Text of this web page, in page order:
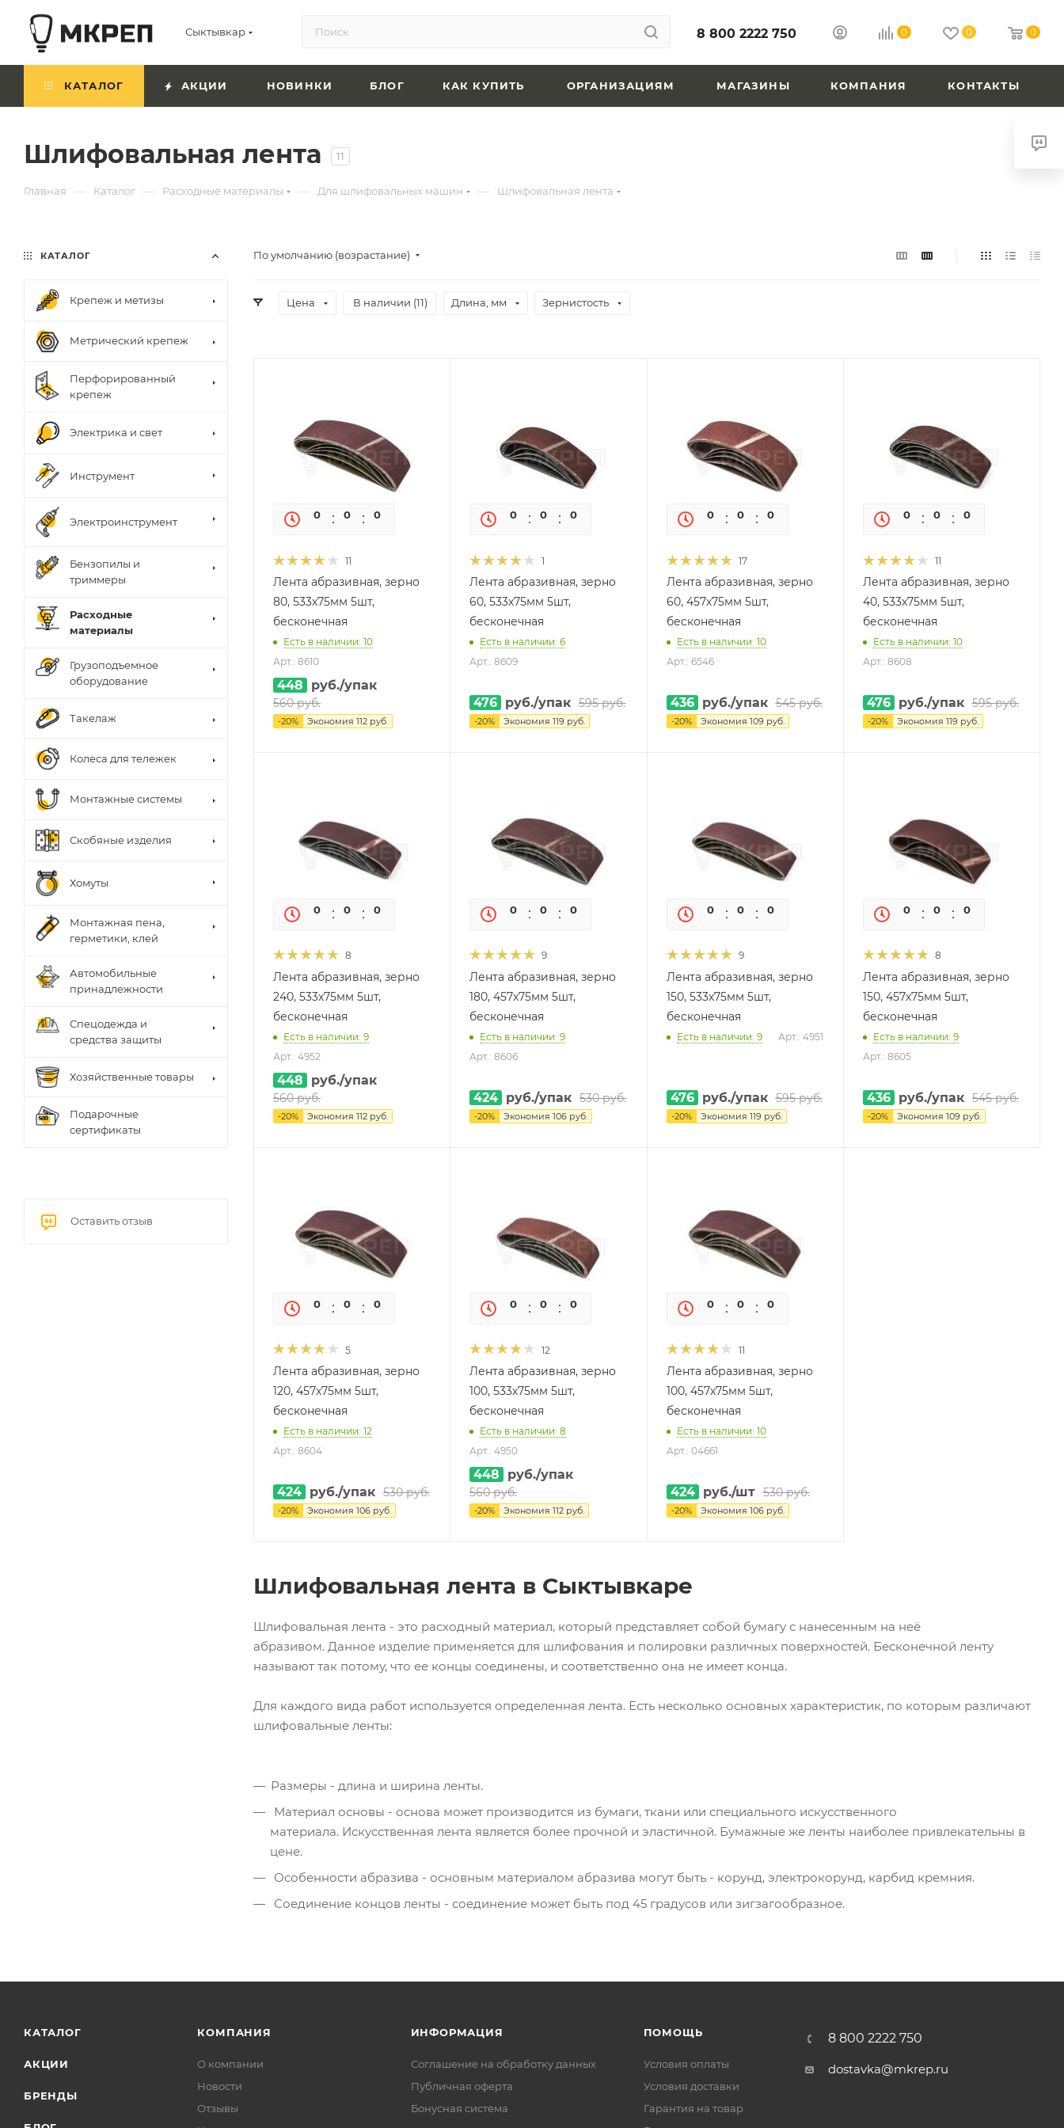
Сыктывкар 8 800 2222 750 0 0 0
КАТАЛОГ АКЦИИ НОВИНКИ БЛОГ КАК КУПИТЬ ОРГАНИЗАЦИЯМ МАГАЗИНЫ КОМПАНИЯ КОНТАКТЫ
Шлифовальная лента 11
Главная — Каталог — Расходные материалы — Для шлифовальных машин — Шлифовальная лента
По умолчанию (возрастание)
Цена В наличии (11) Длина, мм Зернистость
0 0 0
11
Лента абразивная, зерно
80, 533х75мм 5шт,
бесконечная
Есть в наличии: 10
Арт.: 8610
448 руб./упак
560руб.
-20% Экономия 112 руб.
0 0 0
1
Лента абразивная, зерно
60, 533х75мм 5шт,
бесконечная
Есть в наличии: 6
Арт.: 8609
476 руб./упак 595руб.
-20% Экономия119 руб.
0 0 0
17
Лента абразивная, зерно
60, 457х75мм 5шт,
бесконечная
Есть в наличии: 10
Арт.: 6546
436 руб./упак 545руб.
-20% Экономия 109 руб.
0 0 0
11
Лента абразивная, зерно
40, 533х75мм 5шт,
бесконечная
Есть в наличии: 10
Арт.: 8608
476 руб./упак 595руб.
-20% Экономия 119 руб.
0 0 0
8
Лента абразивная, зерно
240, 533х75мм 5шт,
бесконечная
Есть в наличии: 9
Арт.: 4952
448 руб./упак
560руб.
-20% Экономия 112 руб.
0 0 0
9
Лента абразивная, зерно
180, 457х75мм 5шт,
бесконечная
Есть в наличии: 9
Арт.: 8606
424 руб./упак 530руб.
-20% Экономия106 руб.
0 0 0
9
Лента абразивная, зерно
150, 533х75мм 5шт,
бесконечная
Есть в наличии: 9 Арт.: 4951
476 руб./упак 595руб.
-20% Экономия 119 руб.
0 0 0
8
Лента абразивная, зерно
150, 457х75мм 5шт,
бесконечная
Есть в наличии: 9
Арт.: 8605
436 руб./упак 545руб.
-20% Экономия 109 руб.
0 0 0
5
Лента абразивная, зерно
120, 457х75мм 5шт,
бесконечная
Есть в наличии: 12
Арт.: 8604
424 руб./упак 530руб.
-20% Экономия 106 руб.
0 0 0
12
Лента абразивная, зерно
100, 533х75мм 5шт,
бесконечная
Есть в наличии: 8
Арт.: 4950
448 руб./упак
560руб.
-20% Экономия112 руб.
0 0 0
11
Лента абразивная, зерно
100, 457х75мм 5шт,
бесконечная
Есть в наличии: 10
Арт.: 04661
424 руб./шт 530руб.
-20% Экономия 106руб.
Шлифовальная лента в Сыктывкаре
Шлифовальная лента - это расходный материал, который представляет собой бумагу с нанесенным на неё
абразивом. Данное изделие применяется для шлифования и полировки различных поверхностей. Бесконечной ленту
называют так потому, что ее концы соединены, и соответственно она не имеет конца.
Для каждого вида работ используется определенная лента. Есть несколько основных характеристик, по которым различают
шлифовальные ленты:
Размеры - длина и ширина ленты.
Материал основы - основа может производится из бумаги, ткани или специального искусственного
материала. Искусственная лента является более прочной и эластичной. Бумажные же ленты наиболее привлекательны в
цене.
Особенности абразива - основным материалом абразива могут быть - корунд, электрокорунд, карбид кремния.
Соединение концов ленты - соединение может быть под 45 градусов или зигзагообразное.
КАТАЛОГ
Крепеж и метизы
Метрический крепеж
Перфорированный
крепеж
Электрика и свет
Инструмент
Электроинструмент
Бензопилы и
триммеры
Расходные
материалы
Грузоподъемное
оборудование
Такелаж
Колеса для тележек
Монтажные системы
Скобяные изделия
Хомуты
Монтажная пена,
герметики, клей
Автомобильные
принадлежности
Спецодежда и
средства защиты
Хозяйственные товары
Подарочные
сертификаты
Оставить отзыв
КАТАЛОГ
АКЦИИ
БРЕНДЫ
КОМПАНИЯ
О компании
Новости
Отзывы
ИНФОРМАЦИЯ
Соглашение на обработку данных
Публичная оферта
Бонусная система
ПОМОЩЬ
Условия оплаты
Условия доставки
Гарантия на товар
8 800 2222 750
dostavka@mkrep.ru